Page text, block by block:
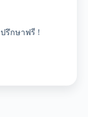
รึกษาฟรี !